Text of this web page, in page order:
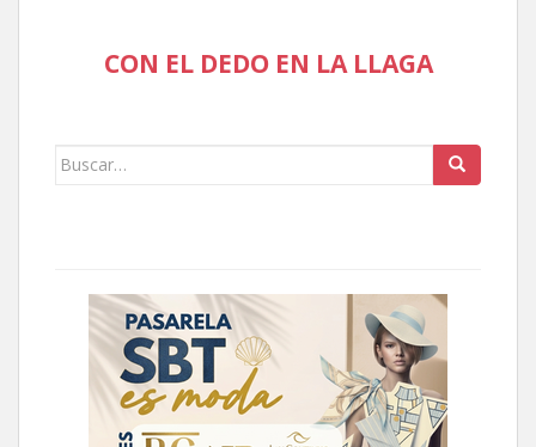
CON EL DEDO EN LA LLAGA
Buscar: